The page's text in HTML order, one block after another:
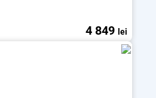
4 849 lei